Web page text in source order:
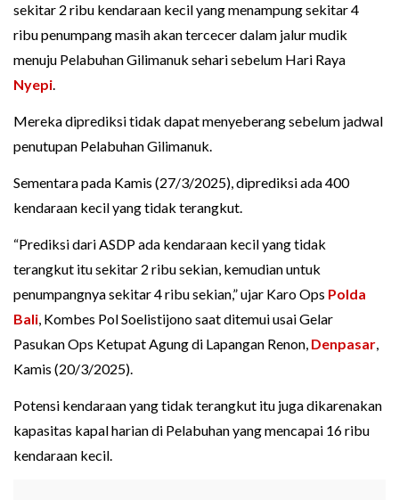
sekitar 2 ribu kendaraan kecil yang menampung sekitar 4
ribu penumpang masih akan tercecer dalam jalur mudik
menuju Pelabuhan Gilimanuk sehari sebelum Hari Raya
Nyepi.
Mereka diprediksi tidak dapat menyeberang sebelum jadwal
penutupan Pelabuhan Gilimanuk.
Sementara pada Kamis (27/3/2025), diprediksi ada 400
kendaraan kecil yang tidak terangkut.
“Prediksi dari ASDP ada kendaraan kecil yang tidak
terangkut itu sekitar 2 ribu sekian, kemudian untuk
penumpangnya sekitar 4 ribu sekian,” ujar Karo Ops Polda
Bali, Kombes Pol Soelistijono saat ditemui usai Gelar
Pasukan Ops Ketupat Agung di Lapangan Renon, Denpasar,
Kamis (20/3/2025).
Potensi kendaraan yang tidak terangkut itu juga dikarenakan
kapasitas kapal harian di Pelabuhan yang mencapai 16 ribu
kendaraan kecil.